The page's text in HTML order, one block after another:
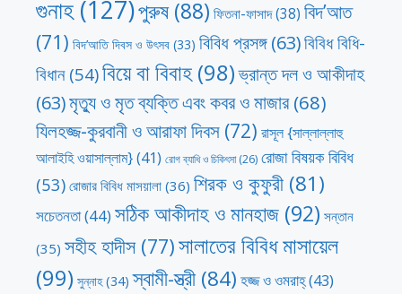
গুনাহ(127)পুরুষ(88) ফিতনা-ফাসাদ(38) বিদ’আত
(71) বিদ’আতি দিবস ও উৎসব (33) বিবিধ প্রসঙ্গ(63)বিবিধ বিধি-
বিধান(54)বিয়ে বা বিবাহ (98)ভ্রান্ত দল ও আকীদাহ
(63)মৃত্যু ও মৃত ব্যক্তি এবং কবর ও মাজার(68)
যিলহজ্জ-কুরবানী ও আরাফা দিবস (72) রাসূল {সাল্লাল্লাহু
আলাইহি ওয়াসাল্লাম}(41) রোগ ব্যাধি ও চিকিৎসা(26) রোজা বিষয়ক বিবিধ
(53) রোজার বিবিধ মাসয়ালা (36) শিরক ও কুফুরী (81)
সচেতনতা(44) সঠিক আকীদাহ ও মানহাজ (92) সন্তান
(35) সহীহ হাদীস(77)সালাতের বিবিধ মাসায়েল
(99) সুন্নাহ(34) স্বামী-স্ত্রী(84) হজ্জ ও ওমরাহ্‌(43)